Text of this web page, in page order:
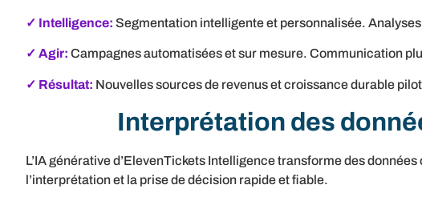
✓ Intelligence: Segmentation intelligente et personnalisée.
✓ Agir: Campagnes automatisées et sur mesure. Communication
✓ Résultat: Nouvelles sources de revenus et croissance durable
Interprétation des
L’IA générative d’ElevenTickets Intelligence transforme des
l’interprétation et la prise de décision rapide et fiable.